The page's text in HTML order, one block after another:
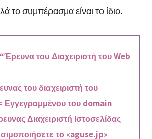
το συμπέρασμα είναι το ίδιο.
του Διαχειριστή του Web
του διαχειριστή του
Εγγεγραμμένου του domain
Διαχειριστή Ιστοσελίδας
το «aguse.jp»